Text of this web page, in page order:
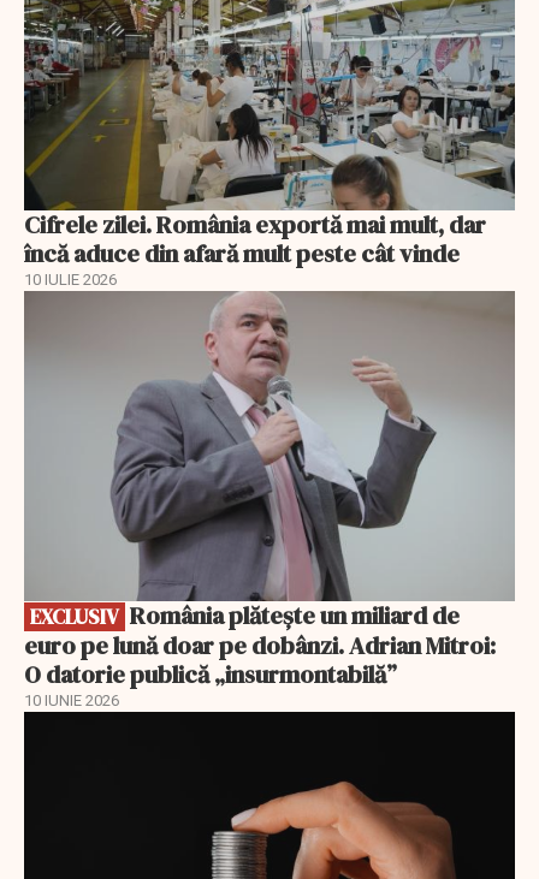
Cifrele zilei. România exportă mai mult, dar
încă aduce din afară mult peste cât vinde
10 IULIE 2026
EXCLUSIV
euro pe lună doar pe dobânzi. Adrian Mitroi:
O datorie publică „insurmontabilă”
10 IUNIE 2026